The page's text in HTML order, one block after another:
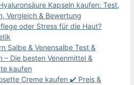
Kapseln kaufen: Test,
Vergleich & Bewertung
oder Stress für die Haut?
Salbe & Venensalbe Test &
– Die besten Venenmittel &
kaufen
Creme kaufen ✔️ Preis &